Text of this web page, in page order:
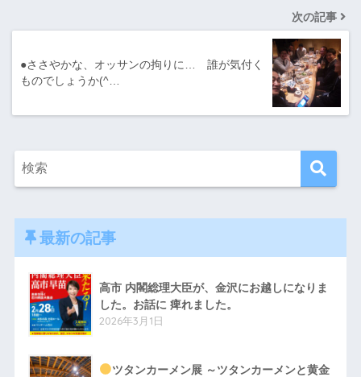
次の記事
●ささやかな、オッサンの拘りに… 誰が気付く
ものでしょうか(^…
最新の記事
高市 内閣総理大臣が、金沢にお越しになりま
した。お話に 痺れました。
2026年3月1日
ツタンカーメン展 ～ツタンカーメンと黄金